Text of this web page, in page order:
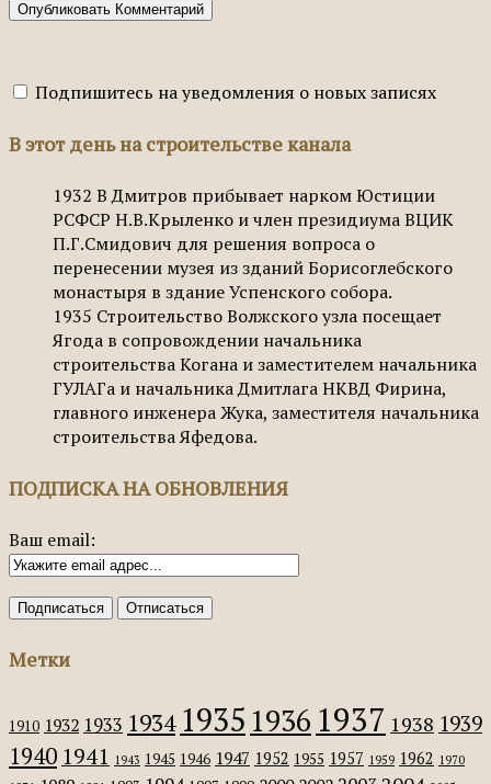
Подпишитесь на уведомления о новых записях
В этот день на строительстве канала
1932 В Дмитров прибывает нарком Юстиции
РСФСР Н.В.Крыленко и член президиума ВЦИК
П.Г.Смидович для решения вопроса о
перенесении музея из зданий Борисоглебского
монастыря в здание Успенского собора.
1935 Строительство Волжского узла посещает
Ягода в сопровождении начальника
строительства Когана и заместителем начальника
ГУЛАГа и начальника Дмитлага НКВД Фирина,
главного инженера Жука, заместителя начальника
строительства Яфедова.
ПОДПИСКА НА ОБНОВЛЕНИЯ
Ваш email:
Метки
1910 1932 1933 1934 1935 1936 1937 1938 1939
1940 1941 1943 1945 1946 1947 1952 1955 1957 1959 1962 1970